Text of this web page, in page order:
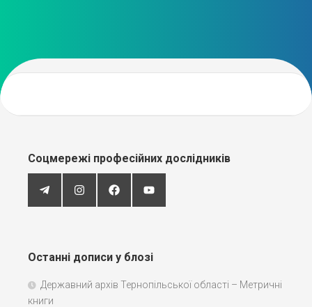
Соцмережі професійних дослідників
Останні дописи у блозі
Державний архів Тернопільської області – Метричні
книги